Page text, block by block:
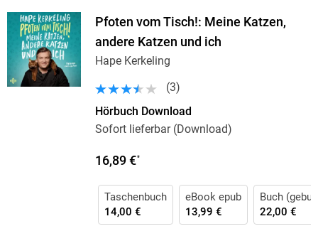
Pfoten vom Tisch!: Meine Katzen,
andere Katzen und ich
Hape Kerkeling
(3)
Hörbuch Download
Sofort lieferbar (Download)
16,89 €*
Taschenbuch
14,00 €
eBook epub
13,99 €
Buch
22,00 €